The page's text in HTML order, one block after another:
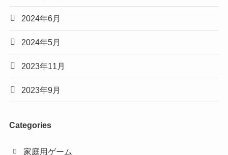
2024年6月
2024年5月
2023年11月
2023年9月
Categories
家庭用ゲーム